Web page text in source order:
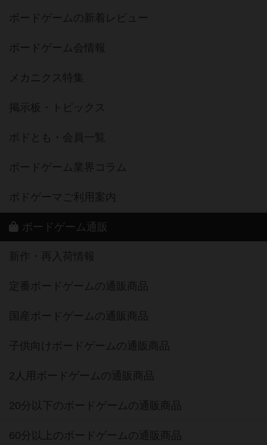
ボードゲームの新着レビュー
ボードゲーム会情報
メカニクス特集
掲示板・トピックス
ボドとも・会員一覧
ボードゲーム業界コラム
ボドゲーマご利用案内
ボードゲーム通販
新作・再入荷情報
定番ボードゲームの通販商品
国産ボードゲームの通販商品
子供向けボードゲームの通販商品
2人用ボードゲームの通販商品
20分以下のボードゲームの通販商品
60分以上のボードゲームの通販商品